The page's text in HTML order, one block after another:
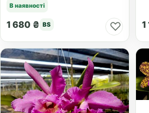
В наявності
1 680 ₴ BS ♡ 1